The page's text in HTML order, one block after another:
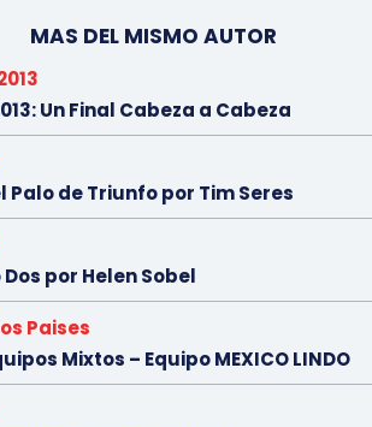
MAS DEL MISMO AUTOR
Un Final Cabeza a Cabeza
Palo de Triunfo por Tim Seres
Dos por Helen Sobel
Paises
Mixtos – Equipo MEXICO LINDO